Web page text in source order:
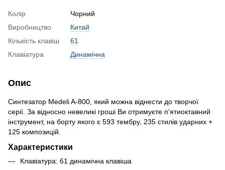
Колір
Чорний
Виробництво
Китай
Кількість клавіш
61
Клавіатура
Динамічна
Опис
Синтезатор Medeli A-800, який можна віднести до творчої
серії. За відносно невеликі гроші Ви отримуєте п'ятиоктавний
інструмент, на борту якого є 593 тембру, 235 стилів ударних +
125 композицій.
Характеристики
Клавіатура: 61 динамічна клавіша